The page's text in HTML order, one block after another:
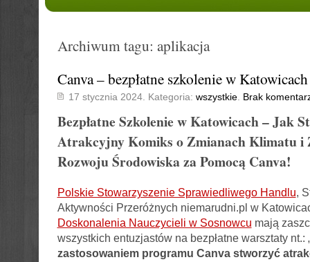
Archiwum tagu: aplikacja
Canva – bezpłatne szkolenie w Katowicach
17 stycznia 2024. Kategoria: wszystkie. Brak
Bezpłatne Szkolenie w Katowicach – Jak
Atrakcyjny Komiks o Zmianach Klimatu i
Rozwoju Środowiska za Pomocą Canva!
Polskie Stowarzyszenie Sprawiedliwego Handlu,
Aktywności Przeróżnych niemarudni.pl w
Doskonalenia Nauczycieli w Sosnowcu mają
wszystkich entuzjastów na bezpłatne warsztaty nt.:
zastosowaniem programu Canva stworzyć